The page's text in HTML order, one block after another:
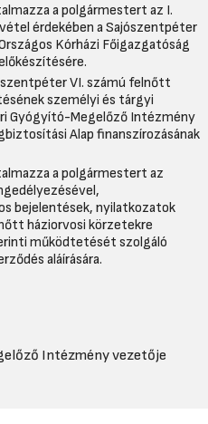
a polgármestert az I.
érdekében a Sajószentpéter
Kórházi Főigazgatóság
VI. számú felnőtt
személyi és tárgyi
Gyógyító-Megelőző Intézmény
Alap finanszírozásának
a polgármestert az
bejelentések, nyilatkozatok
háziorvosi körzetekre
működtetését szolgáló
aláírására.
Intézmény vezetője